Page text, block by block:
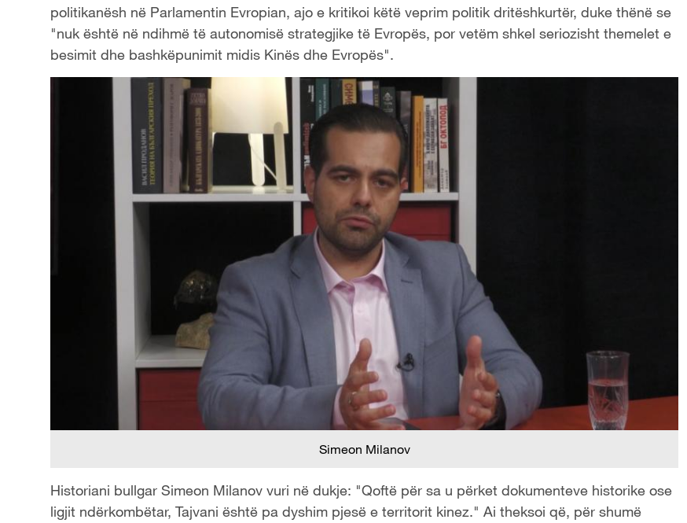
politikanësh në Parlamentin Evropian, ajo e kritikoi këtë veprim politik dritëshkurtër, duke thënë se
"nuk është në ndihmë të autonomisë strategjike të Evropës, por vetëm shkel seriozisht themelet e
besimit dhe bashkëpunimit midis Kinës dhe Evropës".
Simeon Milanov
Historiani bullgar Simeon Milanov vuri në dukje: "Qoftë për sa u përket dokumenteve historike ose
ligjit ndërkombëtar, Tajvani është pa dyshim pjesë e territorit kinez." Ai theksoi që, për shumë